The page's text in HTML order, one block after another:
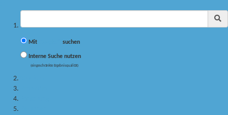
Mit suchen
Interne Suche nutzen
(eingeschränkte Ergebnisqualität)